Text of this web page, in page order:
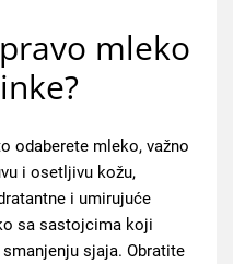
mleko
odaberete mleko, važno
i osetljivu kožu,
i umirujuće
sa sastojcima koji
sjaja. Obratite